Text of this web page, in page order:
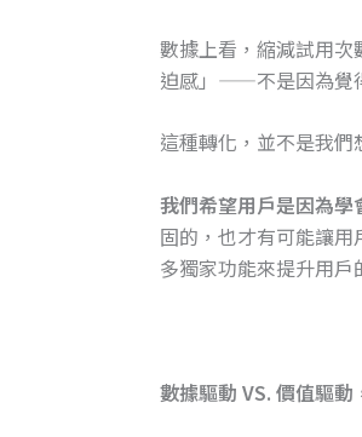
數據上看，縮減試用
迫感」——不是因為覺
這種轉化，並不是我們
我們希望用戶是因為學
固的，也才有可能讓
多獨家功能來提升用
數據驅動 VS. 價值驅動